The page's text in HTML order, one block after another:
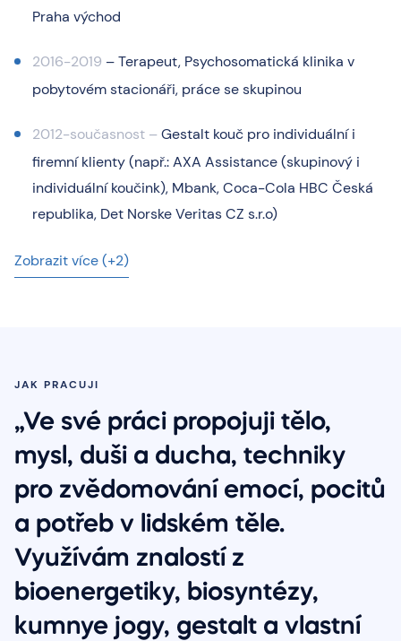
Praha východ
2016-2019 – Terapeut, Psychosomatická klinika v
pobytovém stacionáři, práce se skupinou
2012-současnost –Gestalt kouč pro individuální i
firemní klienty (např.: AXA Assistance (skupinový i
individuální koučink), Mbank, Coca-Cola HBC Česká
republika, Det Norske Veritas CZ s.r.o)
Zobrazit více (+2)
JAK PRACUJI
„Ve své práci propojuji tělo,
mysl, duši a ducha, techniky
pro zvědomování emocí, pocitů
a potřeb v lidském těle.
Využívám znalostí z
bioenergetiky, biosyntézy,
kumnye jogy, gestalt a vlastní